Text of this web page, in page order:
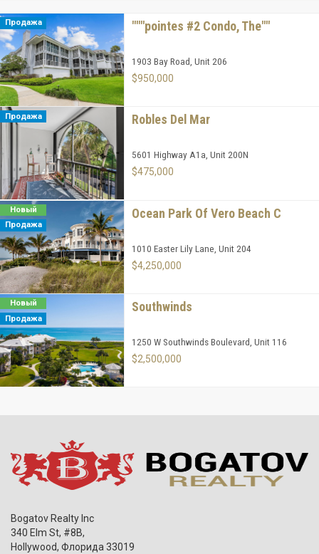
Продажа """pointes #2 Condo, The""
1903 Bay Road, Unit 206
$950,000
Продажа Robles Del Mar
5601 Highway A1a, Unit 200N
$475,000
Новый
Продажа
Ocean Park Of Vero Beach C
1010 Easter Lily Lane, Unit 204
$4,250,000
Новый
Продажа
Southwinds
1250 W Southwinds Boulevard, Unit 116
$2,500,000
Bogatov Realty Inc
340 Elm St, #8B,
Hollywood, Флорида 33019